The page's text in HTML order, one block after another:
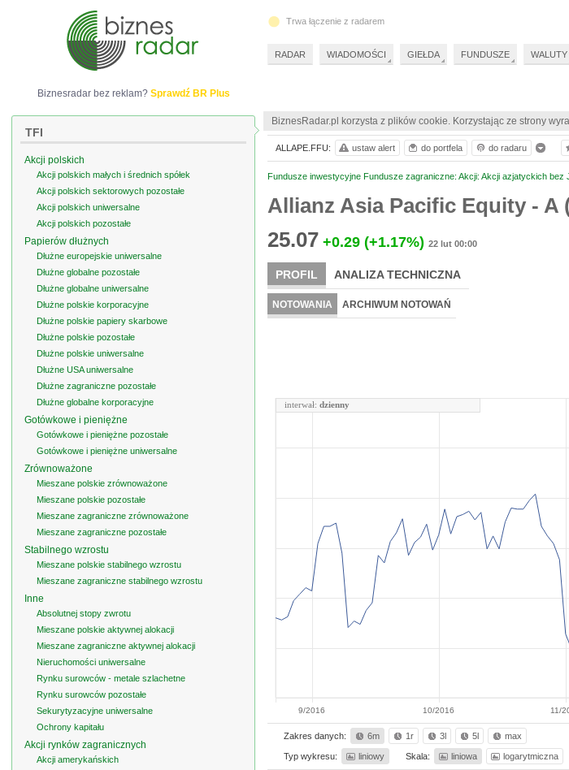
BiznesRadar.pl korzysta z plików cookie. Korzystając ze strony
Fundusze inwestycyjne Fundusze zagraniczne: Akcji: Akcji azjatyckich bez
Allianz Asia Pacific Equity - A
25.07 +0.29 (+1.17%) 22 lut 00:00
PROFIL ANALIZA TECHNICZNA
NOTOWANIA ARCHIWUM NOTOWAŃ
9/2016 10/2016 11/
interwał: dzienny
Zakres danych: 6m 1r 3l 5l max
Typ wykresu: liniowy Skala: liniowa logarytmiczna
ALLAPE.FFU: ustaw alert do portfela do radaru
Biznesradar bez reklam? Sprawdź BR Plus
TFI
Akcji polskich
Akcji polskich małych i średnich spółek
Akcji polskich sektorowych pozostałe
Akcji polskich uniwersalne
Akcji polskich pozostałe
Papierów dłużnych
Dłużne europejskie uniwersalne
Dłużne globalne pozostałe
Dłużne globalne uniwersalne
Dłużne polskie korporacyjne
Dłużne polskie papiery skarbowe
Dłużne polskie pozostałe
Dłużne polskie uniwersalne
Dłużne USA uniwersalne
Dłużne zagraniczne pozostałe
Dłużne globalne korporacyjne
Gotówkowe i pieniężne
Gotówkowe i pieniężne pozostałe
Gotówkowe i pieniężne uniwersalne
Zrównoważone
Mieszane polskie zrównoważone
Mieszane polskie pozostałe
Mieszane zagraniczne zrównoważone
Mieszane zagraniczne pozostałe
Stabilnego wzrostu
Mieszane polskie stabilnego wzrostu
Mieszane zagraniczne stabilnego wzrostu
Inne
Absolutnej stopy zwrotu
Mieszane polskie aktywnej alokacji
Mieszane zagraniczne aktywnej alokacji
Nieruchomości uniwersalne
Rynku surowców - metale szlachetne
Rynku surowców pozostałe
Sekurytyzacyjne uniwersalne
Ochrony kapitału
Akcji rynków zagranicznych
Akcji amerykańskich
Trwa łączenie z radarem
RADAR WIADOMOŚCI GIEŁDA FUNDUSZE WALUTY